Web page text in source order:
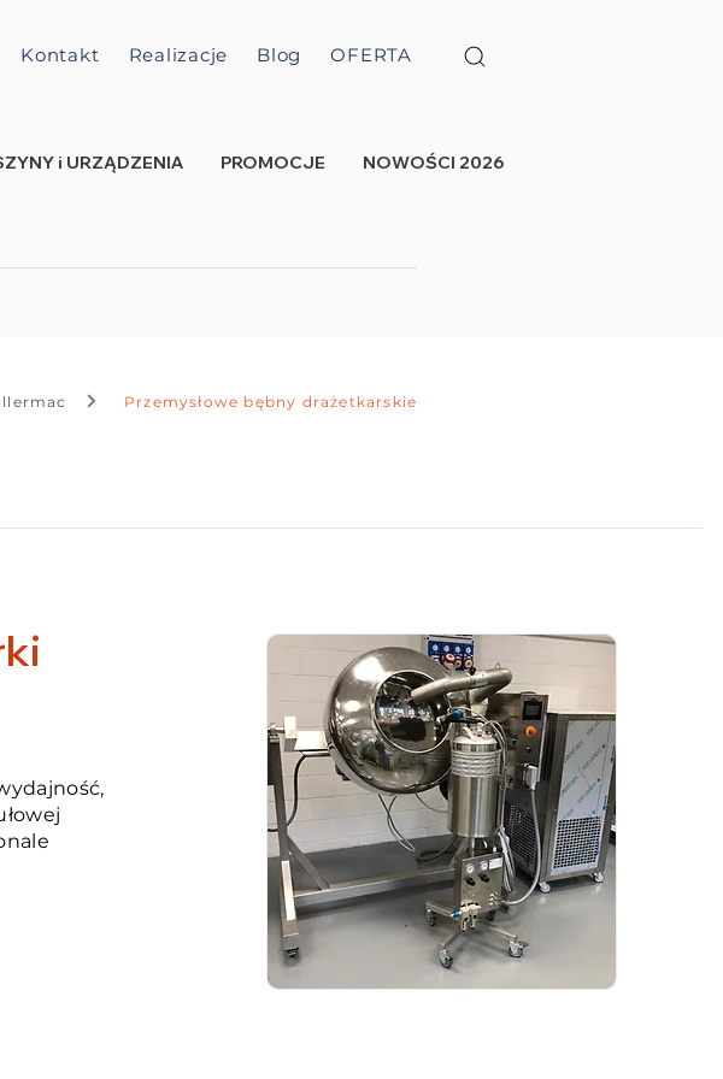
Kontakt Realizacje Blog OFERTA
i URZĄDZENIA PROMOCJE NOWOŚCI 2026
Przemysłowe bębny drażetkarskie